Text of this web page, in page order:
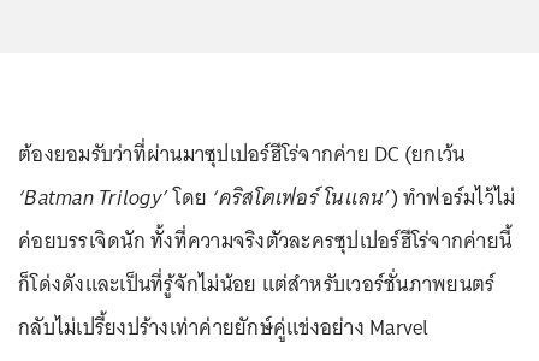
ต้องยอมรับว่าที่ผ่านมาซุปเปอร์ฮีโร่จากค่าย DC (ยกเว้น
‘Batman Trilogy’โดย ‘คริสโตเฟอร์ โนแลน’) ทำฟอร์มไว้ไม่
ค่อยบรรเจิดนัก ทั้งที่ความจริงตัวละครซุปเปอร์ฮีโร่จากค่ายนี้
ก็โด่งดังและเป็นที่รู้จักไม่น้อย แต่สำหรับเวอร์ชั่นภาพยนตร์
กลับไม่เปรี้ยงปร้างเท่าค่ายยักษ์คู่แข่งอย่าง Marvel